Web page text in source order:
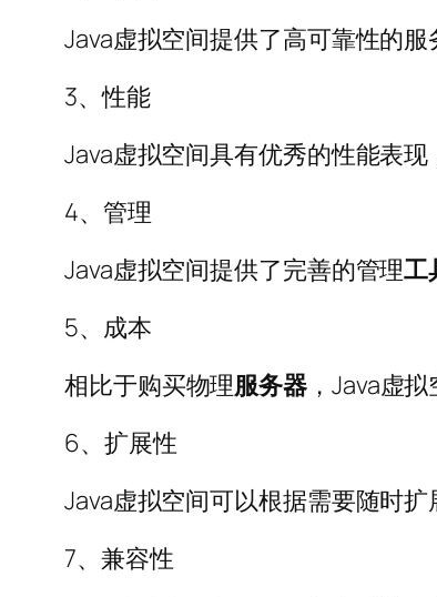
Java虚拟空间提供了高可靠性的
3、性能
Java虚拟空间具有优秀的性能表现
4、管理
Java虚拟空间提供了完善的管理工
5、成本
相比于购买物理服务器 ，Java虚
6、扩展性
Java虚拟空间可以根据需要随时
7、兼容性